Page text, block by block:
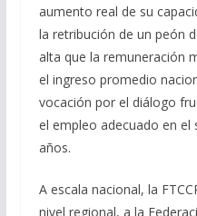
aumento real de su
la retribución de un peón
alta que la remuneración
el ingreso promedio
vocación por el diálogo
el empleo adecuado en el
años.
A escala nacional, la
nivel regional, a la